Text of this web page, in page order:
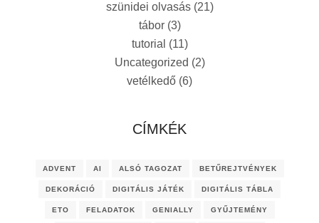
szünidei olvasás(21)
tábor(3)
tutorial (11)
Uncategorized (2)
vetélkedő (6)
CÍMKÉK
ADVENT AI ALSÓ TAGOZAT BETŰREJTVÉNYEK
DEKORÁCIÓ DIGITÁLIS JÁTÉK DIGITÁLIS TÁBLA
ETO FELADATOK GENIALLY GYŰJTEMÉNY